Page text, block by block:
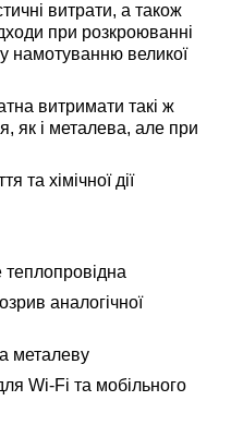
витрати, а також
при розкроюванні
намотуванню великої
витримати такі ж
як і металева, але при
та хімічної дії
теплопровідна
аналогічної
металеву
Wi-Fi та мобільного